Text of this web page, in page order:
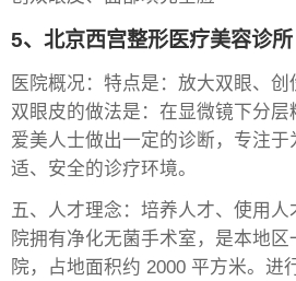
5、北京西宫整形医疗美容诊所
医院概况：特点是：放大双眼、
双眼皮的做法是：在显微镜下分
爱美人士做出一定的诊断，专注
适、安全的诊疗环境。
五、人才理念：培养人才、使用
院拥有净化无菌手术室，是本地
院，占地面积约 2000 平方米。进